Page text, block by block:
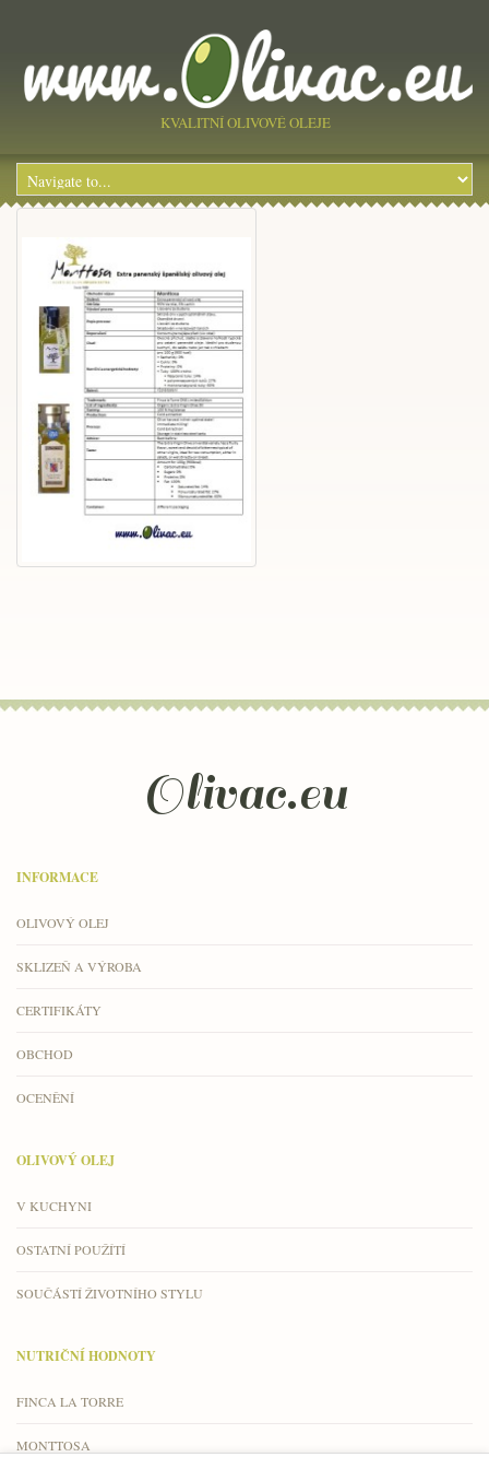
KVALITNÍ OLIVOVÉ OLEJE
Olivac.eu
INFORMACE
OLIVOVÝ OLEJ
SKLIZEŇ A VÝROBA
CERTIFIKÁTY
OBCHOD
OCENĚNÍ
OLIVOVÝ OLEJ
V KUCHYNI
OSTATNÍ POUŽÍTÍ
SOUČÁSTÍ ŽIVOTNÍHO STYLU
NUTRIČNÍ HODNOTY
FINCA LA TORRE
MONTTOSA